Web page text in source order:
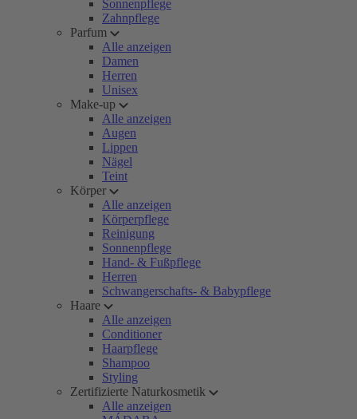
Sonnenpflege
Zahnpflege
Parfum
Alle anzeigen
Damen
Herren
Unisex
Make-up
Alle anzeigen
Augen
Lippen
Nägel
Teint
Körper
Alle anzeigen
Körperpflege
Reinigung
Sonnenpflege
Hand- & Fußpflege
Herren
Schwangerschafts- & Babypflege
Haare
Alle anzeigen
Conditioner
Haarpflege
Shampoo
Styling
Zertifizierte Naturkosmetik
Alle anzeigen